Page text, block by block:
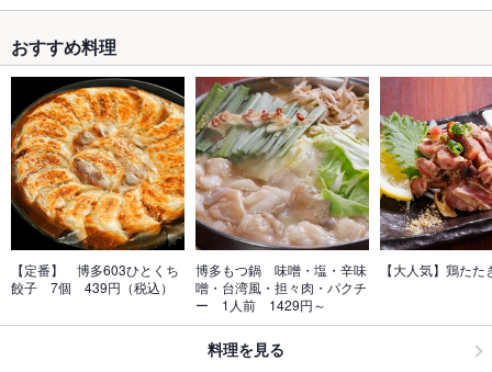
おすすめ料理
【定番】　博多603ひとくち
餃子　7個　439円（税込）
博多もつ鍋　味噌・塩・辛味
噌・台湾風・担々肉・パクチ
ー　1人前　1429円～
【大人気】鶏たた
料理を見る